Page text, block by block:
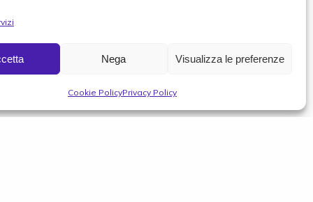
Nega Visualizza le preferenze
Cookie PolicyPrivacy Policy